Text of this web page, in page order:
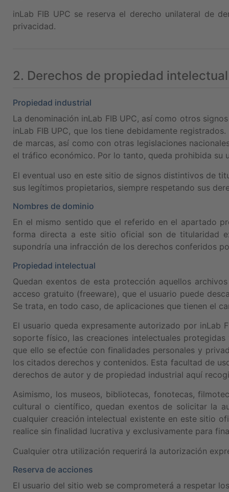
inLab FIB UPC se reserva el derecho unilateral de
privacidad.
2. Derechos de propiedad
Propiedad industrial
La denominación inLab FIB UPC, así como otros
inLab FIB UPC, que los tiene debidamente
de marcas, así como con otras legislaciones
el tráfico económico. Por lo tanto, queda prohibida
El eventual uso en este sitio de signos distintivos de
sus legítimos propietarios, siempre respetando sus
Nombres de dominio
En el mismo sentido que el referido en el apartado
forma directa a este sitio oficial son de titularidad
supondría una infracción de los derechos conferidos
Propiedad intelectual
Quedan exentos de esta protección aquellos
acceso gratuito (freeware), que el usuario puede
Se trata, en todo caso, de aplicaciones que tienen el
El usuario queda expresamente autorizado por inLab
soporte físico, las creaciones intelectuales
que ello se efectúe con finalidades personales y
los citados derechos y contenidos. Esta facultad de
derechos de autor y de propiedad industrial aquí
Asimismo, los museos, bibliotecas, fonotecas,
cultural o científico, quedan exentos de solicitar la
cualquier creación intelectual existente en este sitio
realice sin finalidad lucrativa y exclusivamente para
Cualquier otra utilización requerirá la autorización
Reserva de acciones
El usuario del sitio web se comprometerá a respetar